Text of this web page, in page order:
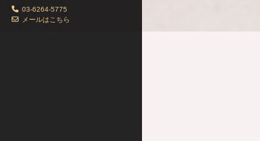
03-6264-5775
メールはこちら